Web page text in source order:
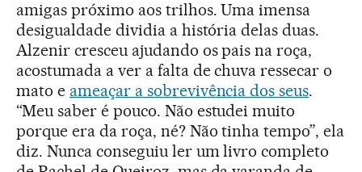
amigas próximo aos trilhos. Uma imensa
desigualdade dividia a história delas duas.
Alzenir cresceu ajudando os pais na roça,
acostumada a ver a falta de chuva ressecar o
mato e ameaçar a sobrevivência dos seus.
“Meu saber é pouco. Não estudei muito
porque era da roça, né? Não tinha tempo”, ela
diz. Nunca conseguiu ler um livro completo